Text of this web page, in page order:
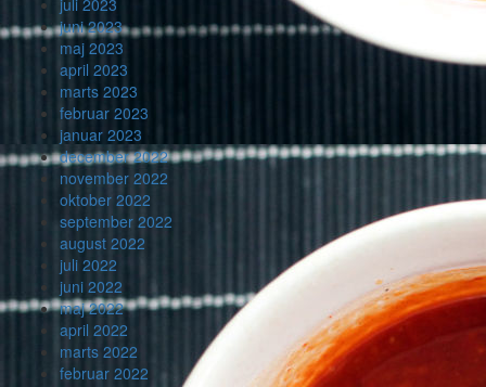
juli 2023
juni 2023
maj 2023
april 2023
marts 2023
februar 2023
januar 2023
december 2022
november 2022
oktober 2022
september 2022
august 2022
juli 2022
juni 2022
maj 2022
april 2022
marts 2022
februar 2022